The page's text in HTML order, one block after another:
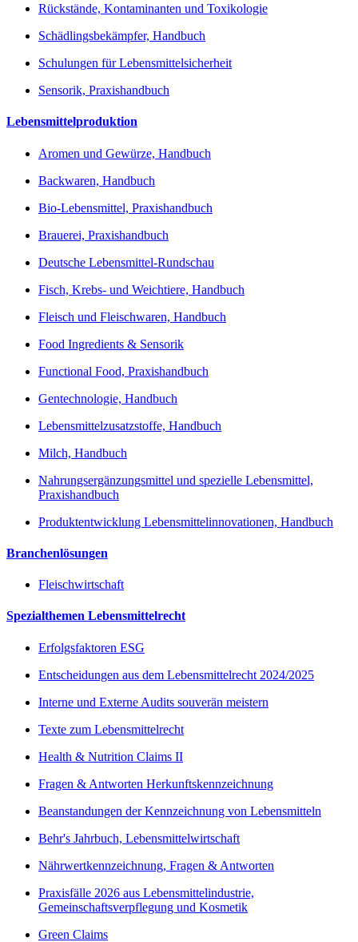
Rückstände, Kontaminanten und Toxikologie
Schädlingsbekämpfer, Handbuch
Schulungen für Lebensmittelsicherheit
Sensorik, Praxishandbuch
Lebensmittelproduktion
Aromen und Gewürze, Handbuch
Backwaren, Handbuch
Bio-Lebensmittel, Praxishandbuch
Brauerei, Praxishandbuch
Deutsche Lebensmittel-Rundschau
Fisch, Krebs- und Weichtiere, Handbuch
Fleisch und Fleischwaren, Handbuch
Food Ingredients & Sensorik
Functional Food, Praxishandbuch
Gentechnologie, Handbuch
Lebensmittelzusatzstoffe, Handbuch
Milch, Handbuch
Nahrungsergänzungsmittel und spezielle Lebensmittel,
Praxishandbuch
Produktentwicklung Lebensmittelinnovationen, Handbuch
Branchenlösungen
Fleischwirtschaft
Spezialthemen Lebensmittelrecht
Erfolgsfaktoren ESG
Entscheidungen aus dem Lebensmittelrecht 2024/2025
Interne und Externe Audits souverän meistern
Texte zum Lebensmittelrecht
Health & Nutrition Claims II
Fragen & Antworten Herkunftskennzeichnung
Beanstandungen der Kennzeichnung von Lebensmitteln
Behr's Jahrbuch, Lebensmittelwirtschaft
Nährwertkennzeichnung, Fragen & Antworten
Praxisfälle 2026 aus Lebensmittelindustrie,
Gemeinschaftsverpflegung und Kosmetik
Green Claims